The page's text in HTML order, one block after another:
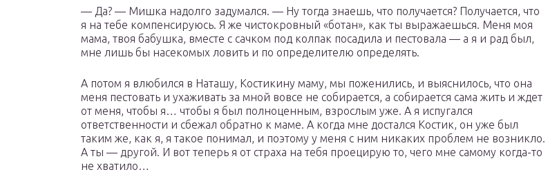
— Да? — Мишка надолго задумался. — Ну тогда знаешь, что получается? Получается, что
я на тебе компенсируюсь. Я же чистокровный «ботан», как ты выражаешься. Меня моя
мама, твоя бабушка, вместе с сачком под колпак посадила и пестовала — а я и рад был,
мне лишь бы насекомых ловить и по определителю определять.
А потом я влюбился в Наташу, Костикину маму, мы поженились, и выяснилось, что она
меня пестовать и ухаживать за мной вовсе не собирается, а собирается сама жить и ждет
от меня, чтобы я… чтобы я был полноценным, взрослым уже. А я испугался
ответственности и сбежал обратно к маме. А когда мне достался Костик, он уже был
таким же, как я, я такое понимал, и поэтому у меня с ним никаких проблем не возникло.
А ты — другой. И вот теперь я от страха на тебя проецирую то, чего мне самому когда-то
не хватило…